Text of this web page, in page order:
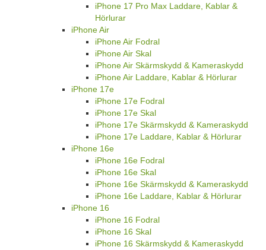
iPhone 17 Pro Max Laddare, Kablar &
Hörlurar
iPhone Air
iPhone Air Fodral
iPhone Air Skal
iPhone Air Skärmskydd & Kameraskydd
iPhone Air Laddare, Kablar & Hörlurar
iPhone 17e
iPhone 17e Fodral
iPhone 17e Skal
iPhone 17e Skärmskydd & Kameraskydd
iPhone 17e Laddare, Kablar & Hörlurar
iPhone 16e
iPhone 16e Fodral
iPhone 16e Skal
iPhone 16e Skärmskydd & Kameraskydd
iPhone 16e Laddare, Kablar & Hörlurar
iPhone 16
iPhone 16 Fodral
iPhone 16 Skal
iPhone 16 Skärmskydd & Kameraskydd